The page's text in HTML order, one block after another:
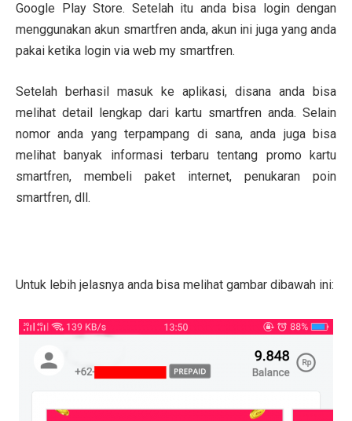
Google Play Store. Setelah itu anda bisa login dengan
menggunakan akun smartfren anda, akun ini juga yang anda
pakai ketika login via web my smartfren.
Setelah berhasil masuk ke aplikasi, disana anda bisa
melihat detail lengkap dari kartu smartfren anda. Selain
nomor anda yang terpampang di sana, anda juga bisa
melihat banyak informasi terbaru tentang promo kartu
smartfren, membeli paket internet, penukaran poin
smartfren, dll.
Untuk lebih jelasnya anda bisa melihat gambar dibawah ini: